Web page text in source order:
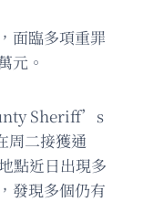
面臨多項重罪
元。
Sheriff’s
周二接獲通
點近日出現多
發現多個仍有